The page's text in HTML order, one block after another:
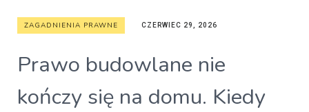
ZAGADNIENIA PRAWNE CZERWIEC 29, 2026
Prawo budowlane nie
kończy się na domu. Kiedy